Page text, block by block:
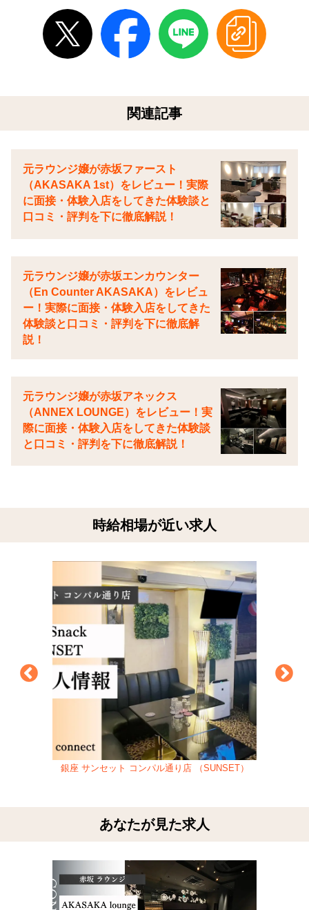
関連記事
元ラウンジ嬢が赤坂ファースト
（AKASAKA 1st）をレビュー！実際
に面接・体験入店をしてきた体験談と
口コミ・評判を下に徹底解説！
元ラウンジ嬢が赤坂エンカウンター
（En Counter AKASAKA）をレビュ
ー！実際に面接・体験入店をしてきた
体験談と口コミ・評判を下に徹底解
説！
元ラウンジ嬢が赤坂アネックス
（ANNEX LOUNGE）をレビュー！実
際に面接・体験入店をしてきた体験談
と口コミ・評判を下に徹底解説！
時給相場が近い求人
銀座 サンセット コンパル通り店 （SUNSET）
あなたが見た求人